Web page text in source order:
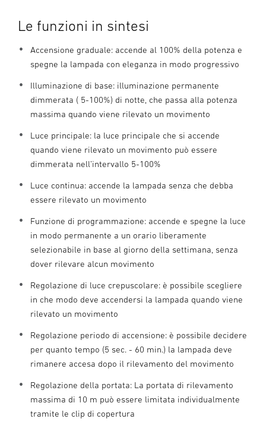
Le funzioni in sintesi
Accensione graduale: accende al 100% della potenza e
spegne la lampada con eleganza in modo progressivo
Illuminazione di base: illuminazione permanente
dimmerata ( 5-100%) di notte, che passa alla potenza
massima quando viene rilevato un movimento
Luce principale: la luce principale che si accende
quando viene rilevato un movimento può essere
dimmerata nell’intervallo 5-100%
Luce continua: accende la lampada senza che debba
essere rilevato un movimento
Funzione di programmazione: accende e spegne la luce
in modo permanente a un orario liberamente
selezionabile in base al giorno della settimana, senza
dover rilevare alcun movimento
Regolazione di luce crepuscolare: è possibile scegliere
in che modo deve accendersi la lampada quando viene
rilevato un movimento
Regolazione periodo di accensione: è possibile decidere
per quanto tempo (5 sec. - 60 min.) la lampada deve
rimanere accesa dopo il rilevamento del movimento
Regolazione della portata: La portata di rilevamento
massima di 10 m può essere limitata individualmente
tramite le clip di copertura